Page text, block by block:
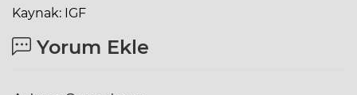
Kaynak: IGF
Yorum Ekle